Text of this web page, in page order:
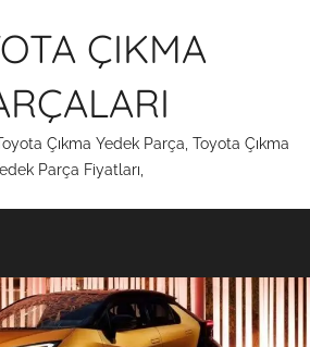
ÇIKMA
Çıkma Yedek Parça, Toyota Çıkma
Parça Fiyatları,